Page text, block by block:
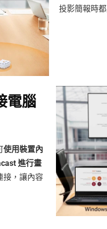
投影簡報時
電腦
使用裝置內
進行畫
接，讓內容